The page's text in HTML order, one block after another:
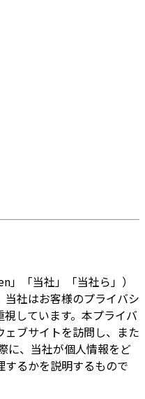
「当社」「当社ら」）
社はお客様のプライバシ
しています。本プライバ
ブサイトを訪問し、また
に、当社が個人情報をど
るかを説明するもので